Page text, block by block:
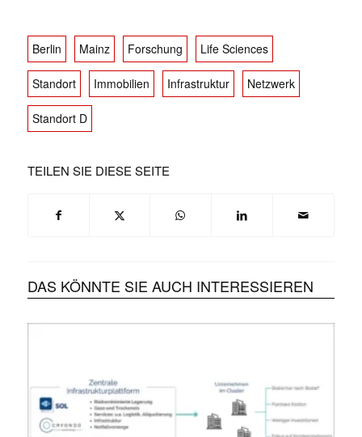
Berlin Mainz Forschung Life Sciences
Standort Immobilien Infrastruktur Netzwerk
Standort D
TEILEN SIE DIESE SEITE
DAS KÖNNTE SIE AUCH INTERESSIEREN